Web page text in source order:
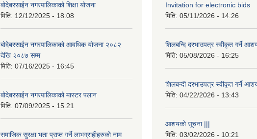
बोदेबरसाईन नगरपालिकाको शिक्षा योजना
मिति: 12/12/2025 - 18:08
बोदेबरसाईन नगरपालिकाको आवधिक योजना २०८२
देखि २०८७ सम्म
मिति: 07/16/2025 - 16:45
बोदेबरसाईन नगरपालिकाको मास्टर पलान
मिति: 07/09/2025 - 15:21
समाजिक सुरक्षा भता प्राप्त गर्ने लाभग्राहीहरुको नाम
Invitation for electronic bids
मिति: 05/11/2026 - 14:26
शिलबन्दि दरभाउपत्र स्वीकृत गर्ने
मिति: 05/08/2026 - 16:25
शिलबन्दी दरभाउपत्र स्वीकृत गर्ने
मिति: 04/22/2026 - 13:43
आशयको सूचना |||
मिति: 03/02/2026 - 10:21